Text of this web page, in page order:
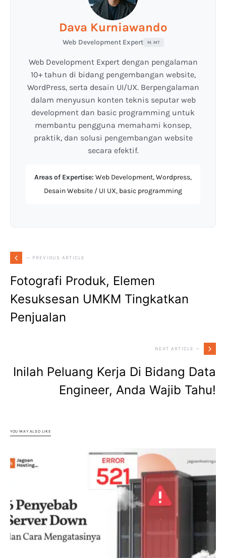
Dava Kurniawando
Web Development Expert M. MT
Web Development Expert dengan pengalaman
10+ tahun di bidang pengembangan website,
WordPress, serta desain UI/UX. Berpengalaman
dalam menyusun konten teknis seputar web
development dan basic programming untuk
membantu pengguna memahami konsep,
praktik, dan solusi pengembangan website
secara efektif.
Areas of Expertise: Web Development, Wordpress,
Desain Website / UI UX, basic programming
— PREVIOUS ARTICLE
Fotografi Produk, Elemen
Kesuksesan UMKM Tingkatkan
Penjualan
NEXT ARTICLE —
Inilah Peluang Kerja Di Bidang Data
Engineer, Anda Wajib Tahu!
YOU MAY ALSO LIKE